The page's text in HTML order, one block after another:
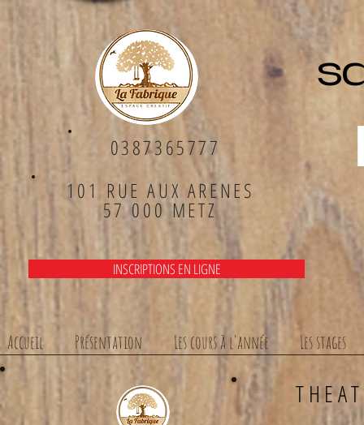
0387365777
101 RUE AUX ARENES
57 000 METZ
INSCRIPTIONS EN LIGNE
Accueil Présentation Les cours à l'année Les stages